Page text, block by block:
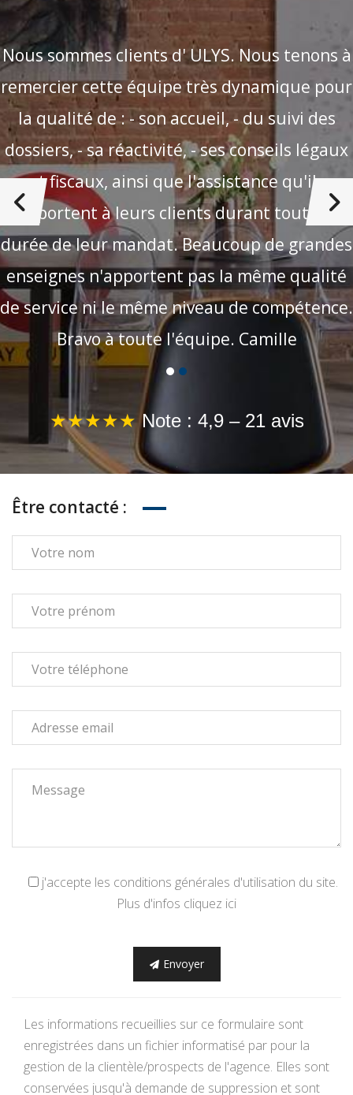
Nous sommes clients d' ULYS. Nous tenons à
remercier cette équipe très dynamique pour
la qualité de : - son accueil, - du suivi des
dossiers, - sa réactivité, - ses conseils légaux
et fiscaux, ainsi que l'assistance qu'ils
apportent à leurs clients durant toute la
durée de leur mandat. Beaucoup de grandes
enseignes n'apportent pas la même qualité
de service ni le même niveau de compétence.
Bravo à toute l'équipe. Camille
★★★★★Note : 4,9 – 21 avis
.
Être contacté :
j'accepte les conditions générales d'utilisation du site.
Plus d'infos cliquez ici
Envoyer
Les informations recueillies sur ce formulaire sont
enregistrées dans un fichier informatisé par pour la
gestion de la clientèle/prospects de l'agence. Elles sont
conservées jusqu'à demande de suppression et sont